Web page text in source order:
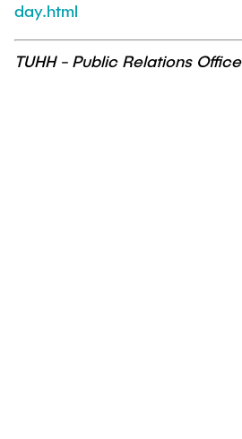
day.html
TUHH - Public Relations Office